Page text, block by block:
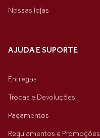
Nossas lojas
AJUDA E SUPORTE
Entregas
Trocas e Devoluções
Pagamentos
Regulamentos e Promoções